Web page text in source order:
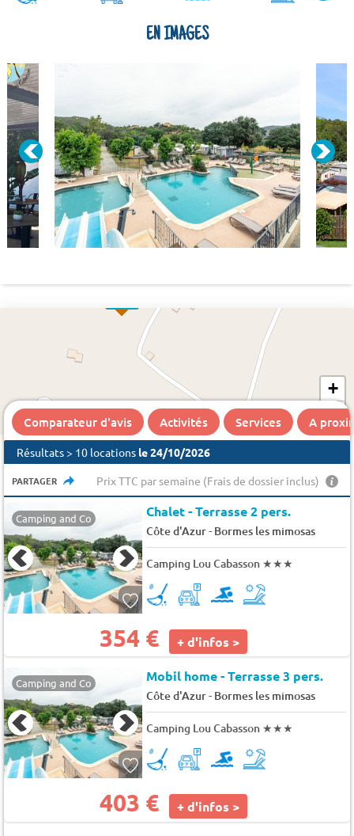
EN IMAGES
550 €
+
−
Comparateur d'avis Activités Services A
Résultats > 10 locations le 24/10/2026
PARTAGER Prix TTC par semaine (Frais de dossier inclus)
Camping and Co Chalet - Terrasse 2 pers.
Côte d'Azur- Bormes les mimosas
Camping Lou Cabasson ★★★
354 € + d'infos >
Camping and Co Mobil home - Terrasse 3 pers.
Côte d'Azur- Bormes les mimosas
Camping Lou Cabasson ★★★
403 € + d'infos >